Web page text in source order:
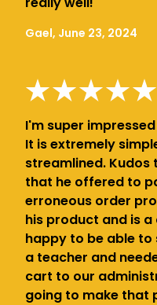
Gael, June 23, 2024
I'm super
It is extremely
streamlined.
that he offered to
erroneous order
his product and is
happy to be able to
a teacher and
cart to our
going to make that